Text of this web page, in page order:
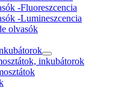
-Fluoreszcencia
-Lumineszcencia
olvasók
inkubátorok